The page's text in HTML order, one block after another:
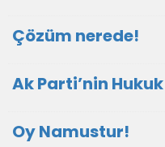
Çözüm nerede!
Ak Parti’nin
Oy Namustur!